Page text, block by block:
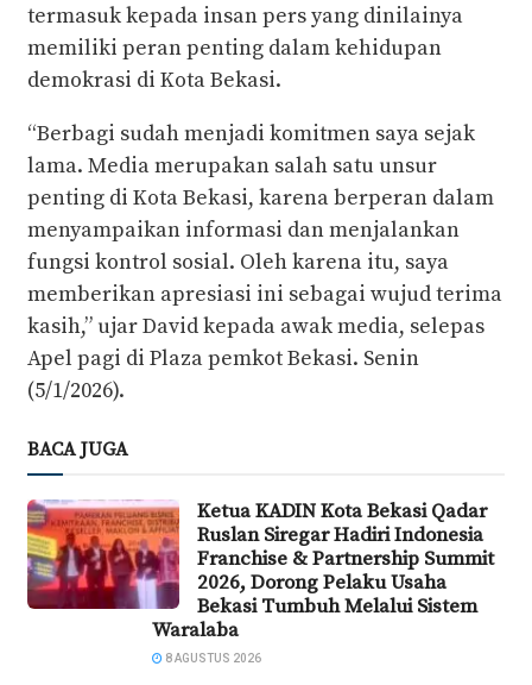
termasuk kepada insan pers yang dinilainya
memiliki peran penting dalam kehidupan
demokrasi di Kota Bekasi.
“Berbagi sudah menjadi komitmen saya sejak
lama. Media merupakan salah satu unsur
penting di Kota Bekasi, karena berperan dalam
menyampaikan informasi dan menjalankan
fungsi kontrol sosial. Oleh karena itu, saya
memberikan apresiasi ini sebagai wujud terima
kasih,” ujar David kepada awak media, selepas
Apel pagi di Plaza pemkot Bekasi. Senin
(5/1/2026).
BACA JUGA
Ketua KADIN Kota Bekasi Qadar
Ruslan Siregar Hadiri Indonesia
Franchise & Partnership Summit
2026, Dorong Pelaku Usaha
Bekasi Tumbuh Melalui Sistem
Waralaba
8 AGUSTUS 2026